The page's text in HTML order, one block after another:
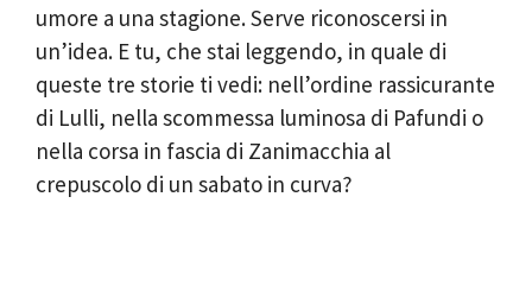
umore a una stagione. Serve riconoscersi in
un’idea. E tu, che stai leggendo, in quale di
queste tre storie ti vedi: nell’ordine rassicurante
di Lulli, nella scommessa luminosa di Pafundi o
nella corsa in fascia di Zanimacchia al
crepuscolo di un sabato in curva?